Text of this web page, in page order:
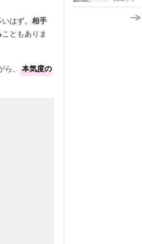
はず。 相手
こともありま
、
本気度の